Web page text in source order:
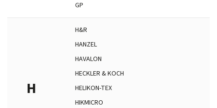
GP
H
H&R
HANZEL
HAVALON
HECKLER & KOCH
HELIKON-TEX
HIKMICRO